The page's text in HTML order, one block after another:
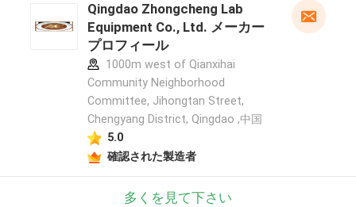
Qingdao Zhongcheng Lab
Equipment Co., Ltd. メーカー
プロフィール
1000m west of Qianxihai
Community Neighborhood
Committee, Jihongtan Street,
Chengyang District, Qingdao ,中国
5.0
確認された製造者
多くを見て下さい